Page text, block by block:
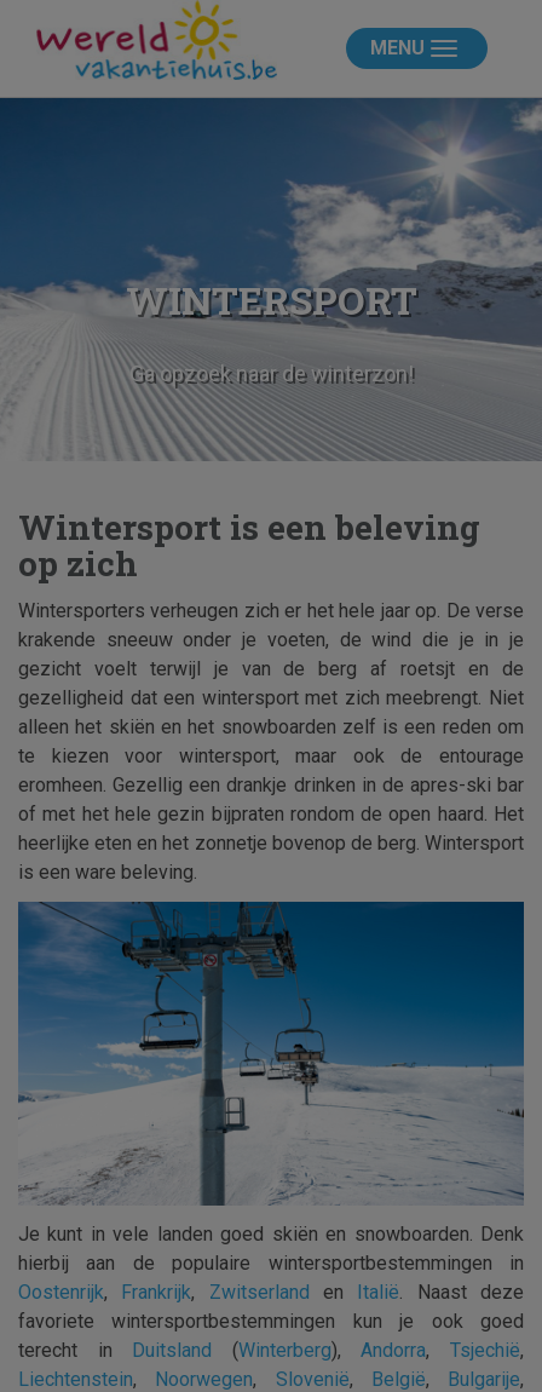
MENU
WINTERSPORT
Ga opzoek naar de winterzon!
Wintersport is een beleving
op zich
Wintersporters verheugen zich er het hele jaar op. De verse
krakende sneeuw onder je voeten, de wind die je in je
gezicht voelt terwijl je van de berg af roetsjt en de
gezelligheid dat een wintersport met zich meebrengt. Niet
alleen het skiën en het snowboarden zelf is een reden om
te kiezen voor wintersport, maar ook de entourage
eromheen. Gezellig een drankje drinken in de apres-ski bar
of met het hele gezin bijpraten rondom de open haard. Het
heerlijke eten en het zonnetje bovenop de berg. Wintersport
is een ware beleving.
Je kunt in vele landen goed skiën en snowboarden. Denk
hierbij aan de populaire wintersportbestemmingen in
Oostenrijk, Frankrijk, Zwitserland en Italië . Naast deze
favoriete wintersportbestemmingen kun je ook goed
terecht in Duitsland (Winterberg),Andorra,Tsjechië,
Liechtenstein, Noorwegen, Slovenië, België, Bulgarije,